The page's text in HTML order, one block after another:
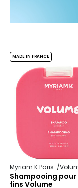
MADE IN FRANCE
Myriam.K Paris
Shampooing pour
fins Volume